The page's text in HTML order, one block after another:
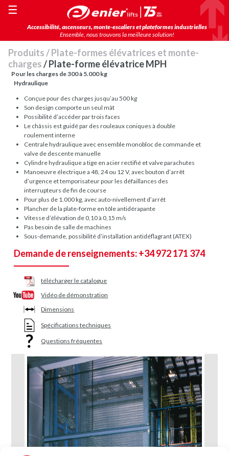
Accessibilité, ascenseurs, monte-escaliers et plateformes industrielles
Ensemble, nous trouvons la meilleure solution!
☰
Produits /Plate-formes élévatrices et monte-
charges/ Plate-forme élévatrice MPH
Pour les charges de 300 à 5.000 kg
Hydraulique
Conçue pour des charges jusqu’au 500 kg
Son design comporte un seul mât
Possibilité d’accéder par trois faces
Le châssis est guidé par des rouleaux coniques à double
roulement interne
Centrale hydraulique avec ensemble monobloc de commande et
valve de descente manuelle
Cylindre hydraulique a tige en acier rectifié et valve parachutes
Manoeuvre électrique a 48, 24 ou 12 V, avec bouton d’arrêt
d’urgence et temporisateur pour les défaillances des
interrupteurs de fin de course
Pour plus de 1.000 kg, avec auto-nivellement d’arrêt
Plancher de la plate-forme en tôle antidérapante
Vitesse d’élévation de 0,10 à 0,15 m/s
Pas besoin de salle de machines
Sous-demande, possibilité d’installation antidéflagrant (ATEX)
Demande de renseignements: +34 972 171 374
télécharger le catalogue
Vidéo de démonstration
Dimensions
Spécifications techniques
Questions fréquentes